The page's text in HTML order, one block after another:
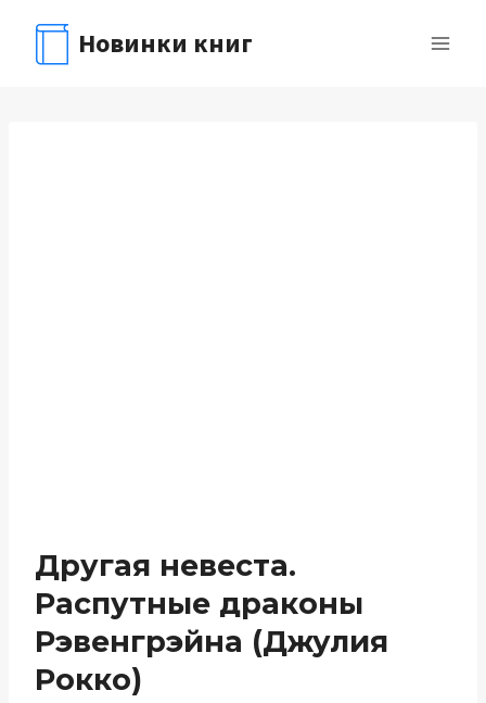
содержимому
Новинки книг
Другая невеста.
Распутные драконы
Рэвенгрэйна (Джулия
Рокко)